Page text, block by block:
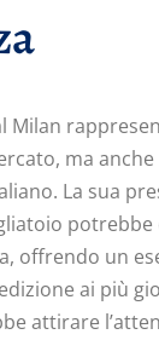
Milan
ma anche
La sua
potrebbe
offrendo un
ai più
attirare